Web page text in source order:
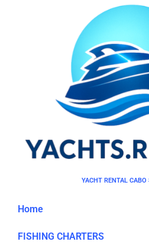
YACHT RENTAL CABO
Home
FISHING CHARTERS